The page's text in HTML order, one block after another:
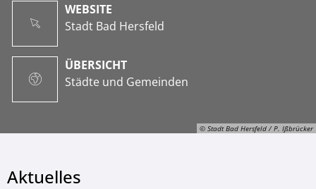
© Stadt Bad Hersfeld / P. Ißbrücker
WEBSITE
Stadt Bad Hersfeld
ÜBERSICHT
Städte und Gemeinden
Aktuelles